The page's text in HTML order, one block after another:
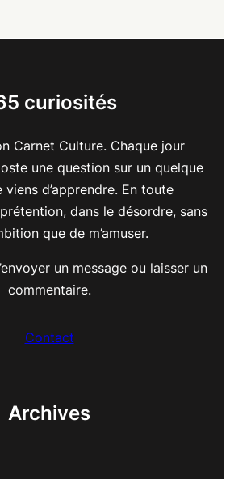
curiosités
Carnet Culture. Chaque jour
une question sur un quelque
viens d’apprendre. En toute
dans le désordre, sans
que de m’amuser.
un message ou laisser un
commentaire.
Contact
Archives